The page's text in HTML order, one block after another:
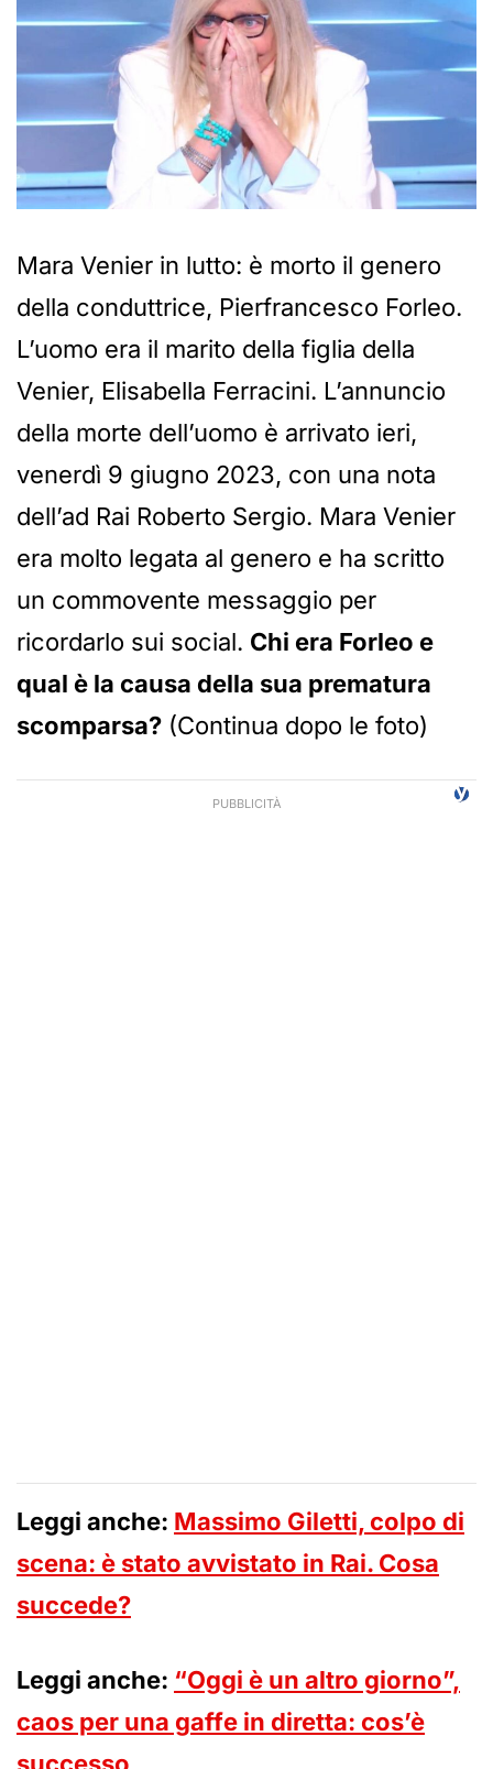
Mara Venier in lutto: è morto il genero
della conduttrice, Pierfrancesco Forleo.
L’uomo era il marito della figlia della
Venier, Elisabella Ferracini. L’annuncio
della morte dell’uomo è arrivato ieri,
venerdì 9 giugno 2023, con una nota
dell’ad Rai Roberto Sergio. Mara Venier
era molto legata al genero e ha scritto
un commovente messaggio per
ricordarlo sui social. Chi era Forleo e
qual è la causa della sua prematura
scomparsa? (Continua dopo le foto)
Leggi anche: Massimo Giletti, colpo di
scena: è stato avvistato in Rai. Cosa
succede?
Leggi anche: “Oggi è un altro giorno”,
caos per una gaffe in diretta: cos’è